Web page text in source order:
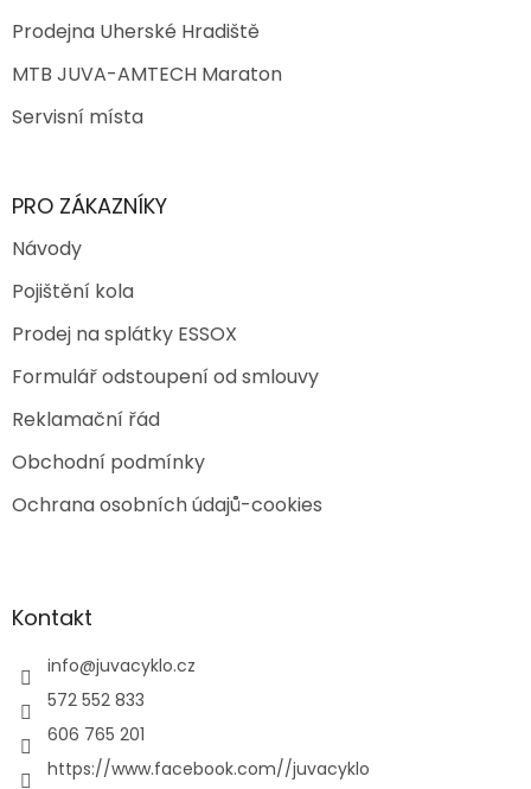
Prodejna Uherské Hradiště
MTB JUVA-AMTECH Maraton
Servisní místa
PRO ZÁKAZNÍKY
Návody
Pojištění kola
Prodej na splátky ESSOX
Formulář odstoupení od smlouvy
Reklamační řád
Obchodní podmínky
Ochrana osobních údajů-cookies
Kontakt
info@juvacyklo.cz
572 552 833
606 765 201
https://www.facebook.com//juvacyklo